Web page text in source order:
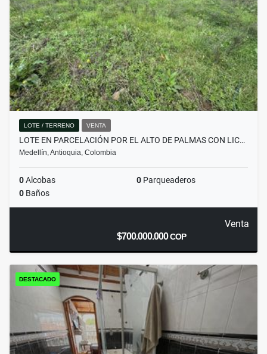
LOTE / TERRENO VENTA
LOTE EN PARCELACIÓN POR EL ALTO DE PALMAS CON LIC…
Medellín, Antioquia, Colombia
0Alcobas 0 Parqueaderos
0 Baños
Venta
$700.000.000COP
DESTACADO